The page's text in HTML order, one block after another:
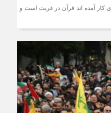
آمده اند قرآن در غربت است و